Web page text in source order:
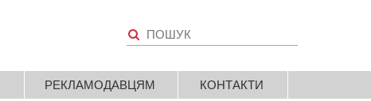
РЕКЛАМОДАВЦЯМ КОНТАКТИ